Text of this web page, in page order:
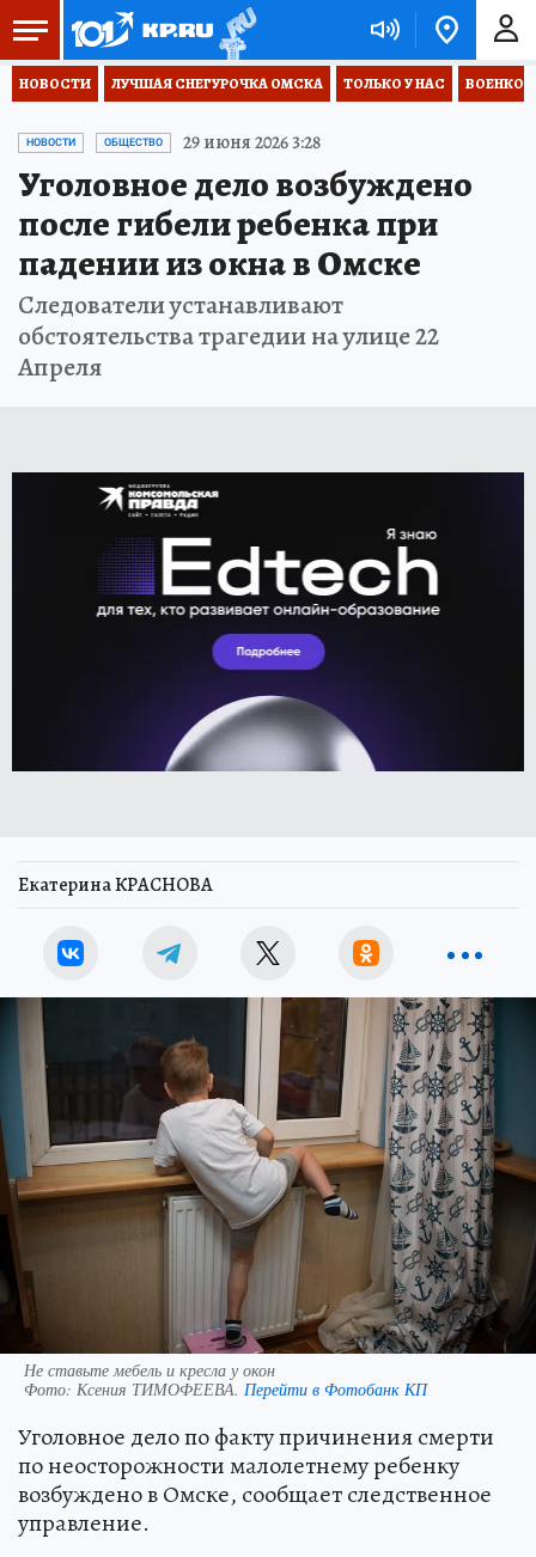
НОВОСТИ ЛУЧШАЯ СНЕГУРОЧКА ОМСКА ТОЛЬКО У НАС
НОВОСТИ ОБЩЕСТВО 29 июня 2026 3:28
Уголовное дело возбуждено
после гибели ребенка при
падении из окна в Омске
Следователи устанавливают
обстоятельства трагедии на улице 22
Апреля
Екатерина КРАСНОВА
Не ставьте мебель и кресла у окон
Фото: Ксения ТИМОФЕЕВА. Перейти в Фотобанк КП
Уголовное дело по факту причинения смерти
по неосторожности малолетнему ребенку
возбуждено в Омске, сообщает следственное
управление.